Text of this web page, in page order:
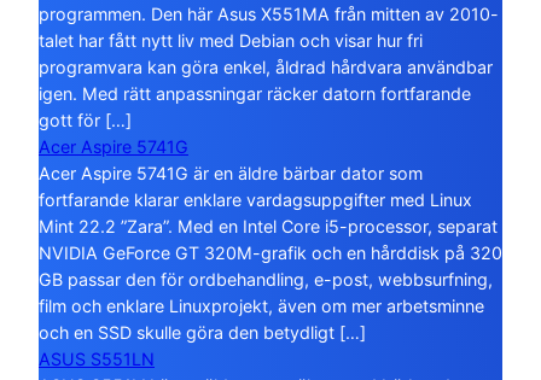
programmen. Den här Asus X551MA från mitten av 2010-
talet har fått nytt liv med Debian och visar hur fri
programvara kan göra enkel, åldrad hårdvara användbar
igen. Med rätt anpassningar räcker datorn fortfarande
gott för […]
Acer Aspire 5741G
Acer Aspire 5741G är en äldre bärbar dator som
fortfarande klarar enklare vardagsuppgifter med Linux
Mint 22.2 ”Zara”. Med en Intel Core i5-processor, separat
NVIDIA GeForce GT 320M-grafik och en hårddisk på 320
GB passar den för ordbehandling, e-post, webbsurfning,
film och enklare Linuxprojekt, även om mer arbetsminne
och en SSD skulle göra den betydligt […]
ASUS S551LN